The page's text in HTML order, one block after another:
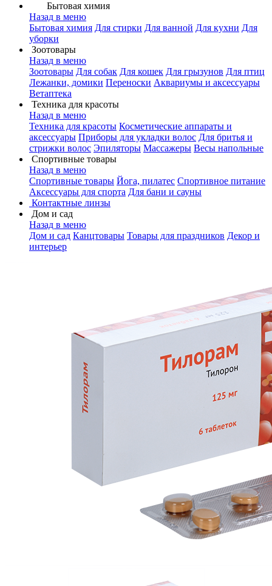
Бытовая химия
Назад в меню
Бытовая химия Для стирки Для ванной Для кухни Для
уборки
Зоотовары
Назад в меню
Зоотовары Для собак Для кошек Для грызунов Для птиц
Лежанки, домики Переноски Аквариумы и аксессуары
Ветаптека
Техника для красоты
Назад в меню
Техника для красоты Косметические аппараты и
аксессуары Приборы для укладки волос Для бритья и
стрижки волос Эпиляторы Массажеры Весы напольные
Спортивные товары
Назад в меню
Спортивные товары Йога, пилатес Спортивное питание
Аксессуары для спорта Для бани и сауны
Контактные линзы
Дом и сад
Назад в меню
Дом и сад Канцтовары Товары для праздников Декор и
интерьер